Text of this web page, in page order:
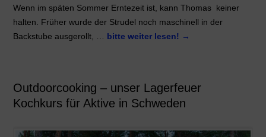
Wenn im späten Sommer Erntezeit ist, kann Thomas keiner
halten. Früher wurde der Strudel noch maschinell in der
Backstube ausgerollt, … bitte weiter lesen! →
Outdoorcooking – unser Lagerfeuer
Kochkurs für Aktive in Schweden